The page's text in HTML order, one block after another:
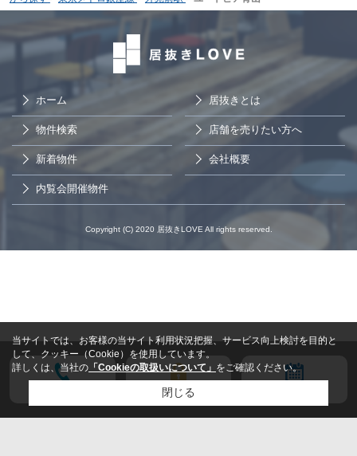
ホーム 居抜きとは
物件検索 店舗を売りたい方へ
新着物件 会社概要
内覧会開催物件
会員登録
Copyright (C) 2020 居抜きLOVE All rights reserved.
当サイトでは、お客様の当サイト利用状況把握、サービス向上検討を目的と
して、クッキー（Cookie）を使用しています。
詳しくは、当社の 「Cookieの取扱いについて」 をご確認ください。
閉じる